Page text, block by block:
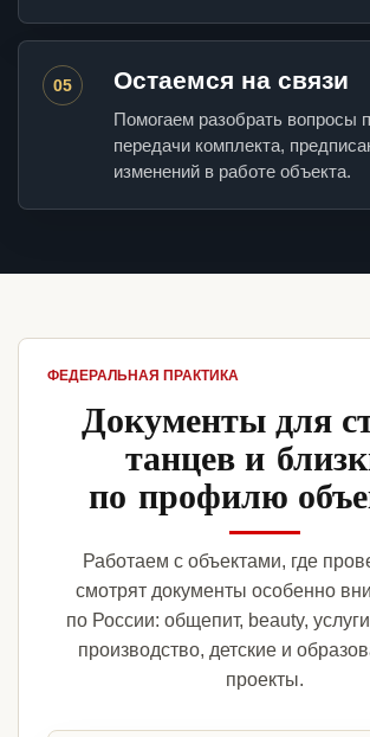
05 Остаемся на связи
Помогаем разобрать вопросы
передачи комплекта,
изменений в работе объекта.
ФЕДЕРАЛЬНАЯ ПРАКТИКА
Документы для
танцев и
по профилю
Работаем с объектами, где
смотрят документы особенно
по России: общепит, beauty,
производство, детские и
проекты.